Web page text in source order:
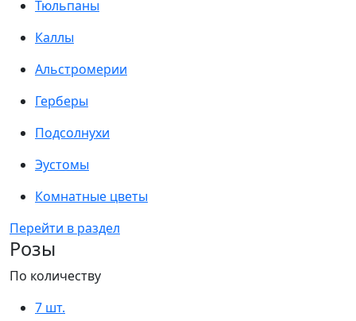
Тюльпаны
Каллы
Альстромерии
Герберы
Подсолнухи
Эустомы
Комнатные цветы
Перейти в раздел
Розы
По количеству
7 шт.